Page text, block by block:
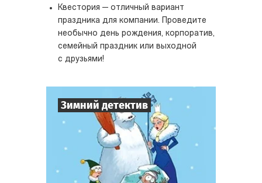
Квестория — отличный вариант
праздника для компании. Проведите
необычно день рождения, корпоратив,
семейный праздник или выходной
с друзьями!
Зимний детектив
Игроков 10
Время игры 1-2 ч.